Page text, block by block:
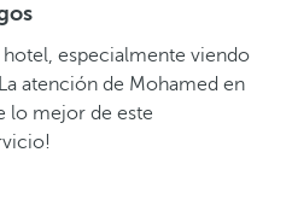
hotel, especialmente viendo
atención de Mohamed en
lo mejor de este